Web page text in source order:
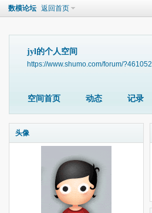
数模论坛 返回首页
jyl的个人空间
https://www.shumo.com/forum/?461052
空间首页 动态 记录
头像